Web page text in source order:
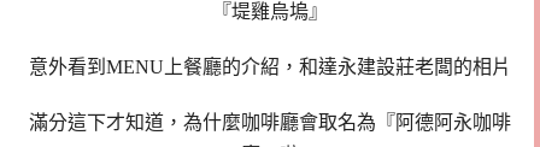
『堤雞烏塢』
意外看到MENU上餐廳的介紹，和達永建設莊老闆的相片
滿分這下才知道，為什麼咖啡廳會取名為『阿德阿永咖啡